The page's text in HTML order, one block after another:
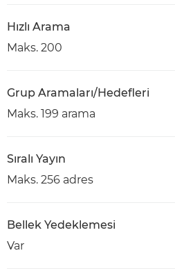
Hızlı Arama
Maks. 200
Grup Aramaları/Hedefleri
Maks. 199 arama
Sıralı Yayın
Maks. 256 adres
Bellek Yedeklemesi
Var